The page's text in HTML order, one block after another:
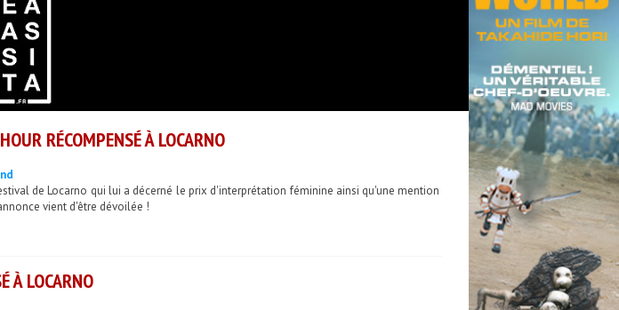
RÉCOMPENSÉ À LOCARNO
de Locarno qui lui a décerné le prix d'interprétation féminine ainsi qu'une mention
vient d'être dévoilée !
À LOCARNO